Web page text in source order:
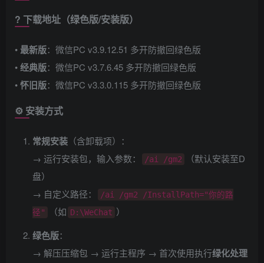
? 下载地址（绿色版/安装版）
• ​最新版​：微信PC v3.9.12.51 多开防撤回绿色版
• ​经典版​：微信PC v3.7.6.45 多开防撤回绿色版
• ​怀旧版​：微信PC v3.3.0.115 多开防撤回绿色版
⚙️ 安装方式
常规安装 ​（含卸载项）：
→ 运行安装包，输入参数：
/ai /gm2
（默认安装至D
盘）
→ 自定义路径：
/ai /gm2 /InstallPath="你的路
径"
（如 D:\WeChat ）
绿色版​：
→ 解压压缩包 → 运行主程序 → 首次使用执行绿化处理